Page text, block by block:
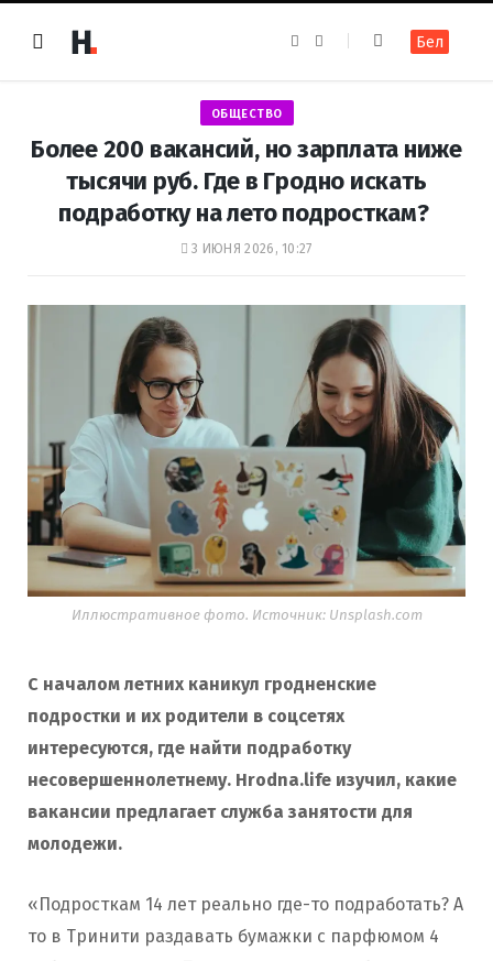
e
k
t
a
m
Бел
ОБЩЕСТВО
Более 200 вакансий, но зарплата ниже
тысячи руб. Где в Гродно искать
подработку на лето подросткам?
3 ИЮНЯ 2026, 10:27
Иллюстративное фото. Источник: Unsplash.com
С началом летних каникул гродненские
подростки и их родители в соцсетях
интересуются, где найти подработку
несовершеннолетнему. Hrodna.life изучил, какие
вакансии предлагает служба занятости для
молодежи.
«Подросткам 14 лет реально где-то подработать? А
то в Тринити раздавать бумажки с парфюмом 4